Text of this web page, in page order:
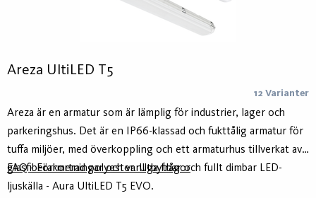
Areza UltiLED T5
12 Varianter
Areza är en armatur som är lämplig för industrier, lager och
parkeringshus. Det är en IP66-klassad och fukttålig armatur för
tuffa miljöer, med överkoppling och ett armaturhus tillverkat av
glasfiberarmerad polyester. Utbytbar och fullt dimbar LED-
ljuskälla - Aura UltiLED T5 EVO.
FAQ - Förkortningar och vanliga frågor